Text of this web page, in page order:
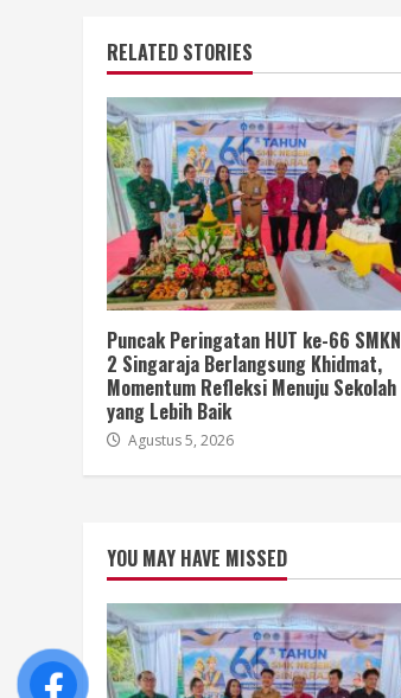
RELATED STORIES
Puncak Peringatan HUT ke-66 SMKN
2 Singaraja Berlangsung Khidmat,
Momentum Refleksi Menuju Sekolah
yang Lebih Baik
Agustus 5, 2026
YOU MAY HAVE MISSED